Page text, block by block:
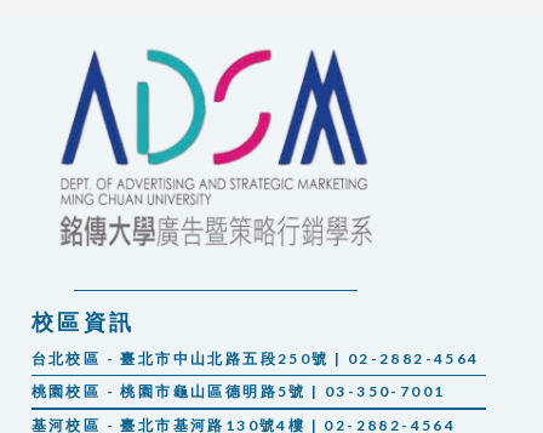
校區資訊
台北校區 - 臺北市中山北路五段250號 | 02-2882-4564
桃園校區 - 桃園市龜山區德明路5號 | 03-350-7001
基河校區 - 臺北市基河路130號4樓 | 02-2882-4564